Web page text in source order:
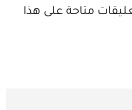
متاحة على هذا